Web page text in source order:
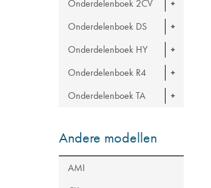
Onderdelenboek 2CV
Onderdelenboek DS
Onderdelenboek HY
Onderdelenboek R4
Onderdelenboek TA
Andere modellen
AMI